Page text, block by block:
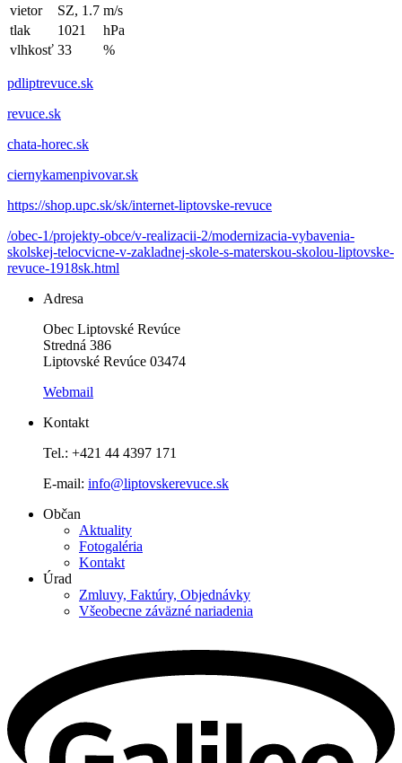
vietor
SZ, 1.7 m/s
tlak
1021
hPa
vlhkosť 33 %
pdliptrevuce.sk
revuce.sk
chata-horec.sk
ciernykamenpivovar.sk
https://shop.upc.sk/sk/internet-liptovske-revuce
/obec-1/projekty-obce/v-realizacii-2/modernizacia-vybavenia-
skolskej-telocvicne-v-zakladnej-skole-s-materskou-skolou-liptovske-
revuce-1918sk.html
Adresa
Obec Liptovské Revúce
Stredná 386
Liptovské Revúce 03474
Webmail
Kontakt
Tel.: +421 44 4397 171
E-mail: info@liptovskerevuce.sk
Občan
Aktuality
Fotogaléria
Kontakt
Úrad
Zmluvy, Faktúry, Objednávky
Všeobecne záväzné nariadenia